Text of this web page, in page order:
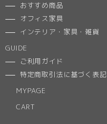
おすすめ商品
オフィス家具
インテリア・家具・雑貨
GUIDE
ご利用ガイド
特定商取引法に基づく表記
MYPAGE
CART